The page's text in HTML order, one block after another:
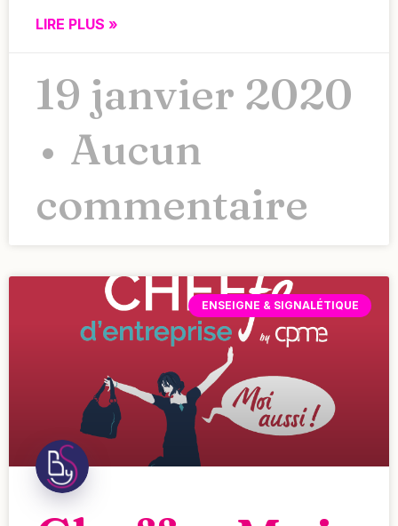
LIRE PLUS »
19 janvier 2020
Aucun
commentaire
ENSEIGNE & SIGNALÉTIQUE